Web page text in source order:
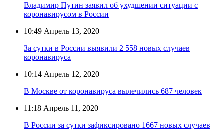
Владимир Путин заявил об ухудшении ситуации с
коронавирусом в России
10:49 Апрель 13, 2020
За сутки в России выявили 2 558 новых случаев
коронавируса
10:14 Апрель 12, 2020
В Москве от коронавируса вылечились 687 человек
11:18 Апрель 11, 2020
В России за сутки зафиксировано 1667 новых случаев